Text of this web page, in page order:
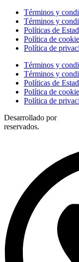
Términos y
Términos y
Políticas de
Política de
Política de
Términos y
Términos y
Políticas de
Política de
Política de
Desarrollado por
reservados.